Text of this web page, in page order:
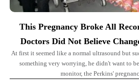
This Pregnancy Broke All
Doctors Did Not Believe
At first it seemed like a normal ultrasound but
something very worrying, he didn't want to
monitor, the Perkins'